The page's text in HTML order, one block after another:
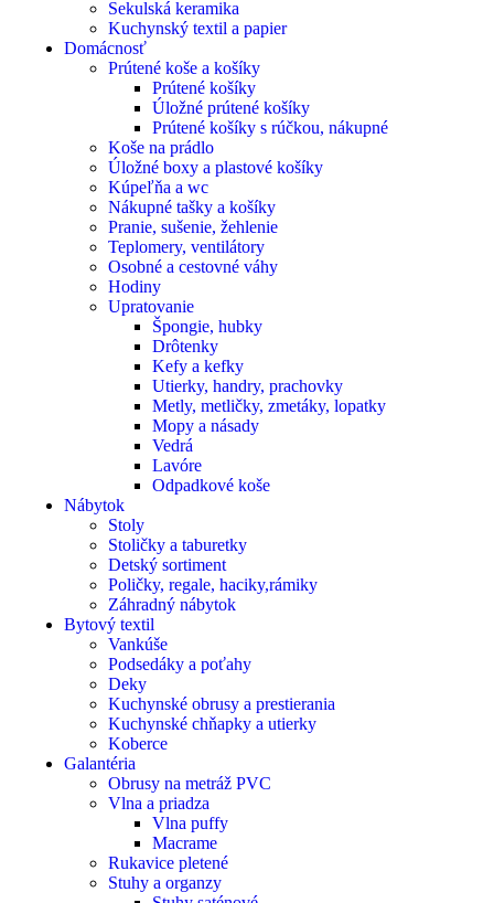
Sekulská keramika
Kuchynský textil a papier
Domácnosť
Prútené koše a košíky
Prútené košíky
Úložné prútené košíky
Prútené košíky s rúčkou, nákupné
Koše na prádlo
Úložné boxy a plastové košíky
Kúpeľňa a wc
Nákupné tašky a košíky
Pranie, sušenie, žehlenie
Teplomery, ventilátory
Osobné a cestovné váhy
Hodiny
Upratovanie
Špongie, hubky
Drôtenky
Kefy a kefky
Utierky, handry, prachovky
Metly, metličky, zmetáky, lopatky
Mopy a násady
Vedrá
Lavóre
Odpadkové koše
Nábytok
Stoly
Stoličky a taburetky
Detský sortiment
Poličky, regale, haciky,rámiky
Záhradný nábytok
Bytový textil
Vankúše
Podsedáky a poťahy
Deky
Kuchynské obrusy a prestierania
Kuchynské chňapky a utierky
Koberce
Galantéria
Obrusy na metráž PVC
Vlna a priadza
Vlna puffy
Macrame
Rukavice pletené
Stuhy a organzy